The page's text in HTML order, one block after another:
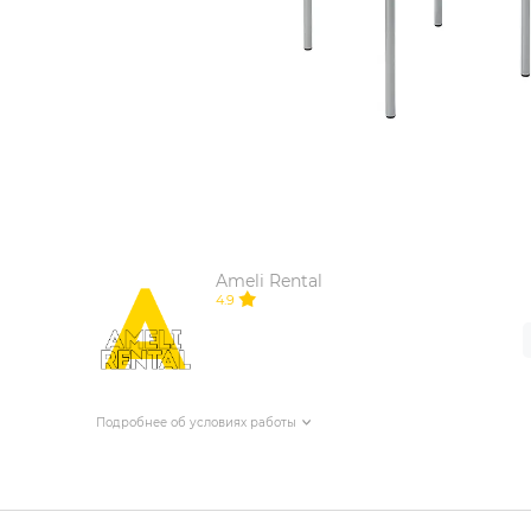
Ameli Rental
4.9
Подробнее об условиях работы